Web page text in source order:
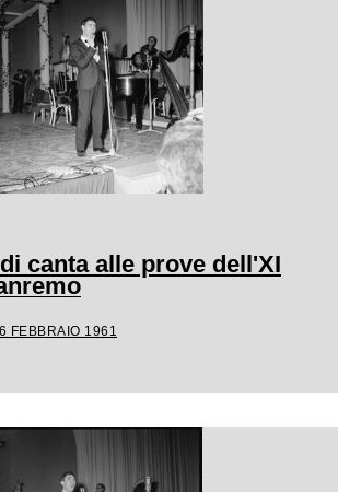
canta alle prove dell'XI
FEBBRAIO 1961